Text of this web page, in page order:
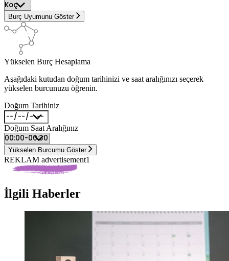
Burç Uyumunu Göster
Yükselen Burç Hesaplama
Aşağıdaki kutudan doğum tarihinizi ve saat aralığınızı seçerek
yükselen burcunuzu öğrenin.
Doğum Tarihiniz
Doğum Saat Aralığınız
Yükselen Burcumu Göster
REKLAM advertisement1
İlgili Haberler